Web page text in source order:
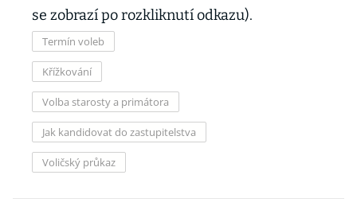
se zobrazí po rozkliknutí odkazu).
Termín voleb
Křížkování
Volba starosty a primátora
Jak kandidovat do zastupitelstva
Voličský průkaz